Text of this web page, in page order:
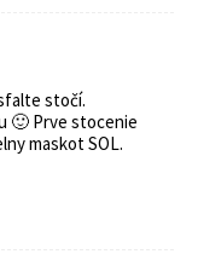
stočí.
🙂 Prve stocenie
maskot SOL.